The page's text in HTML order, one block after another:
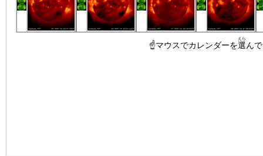
X線
「ようこう」
X線
☝マウスでカレンダーを選
えら
ん